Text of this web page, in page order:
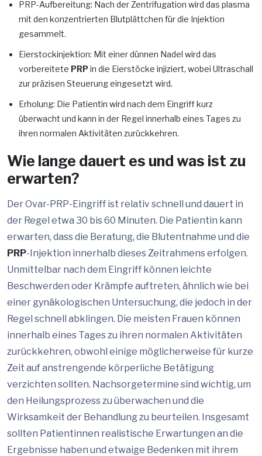
PRP-Aufbereitung: Nach der Zentrifugation wird das plasma
mit den konzentrierten Blutplättchen für die Injektion
gesammelt.
Eierstockinjektion: Mit einer dünnen Nadel wird das
vorbereitete PRPin die Eierstöcke injiziert, wobei Ultraschall
zur präzisen Steuerung eingesetzt wird.
Erholung: Die Patientin wird nach dem Eingriff kurz
überwacht und kann in der Regel innerhalb eines Tages zu
ihren normalen Aktivitäten zurückkehren.
Wie lange dauert es und was ist zu
erwarten?
Der Ovar-PRP-Eingriff ist relativ schnell und dauert in
der Regel etwa 30 bis 60 Minuten. Die Patientin kann
erwarten, dass die Beratung, die Blutentnahme und die
PRP-Injektion innerhalb dieses Zeitrahmens erfolgen.
Unmittelbar nach dem Eingriff können leichte
Beschwerden oder Krämpfe auftreten, ähnlich wie bei
einer gynäkologischen Untersuchung, die jedoch in der
Regel schnell abklingen. Die meisten Frauen können
innerhalb eines Tages zu ihren normalen Aktivitäten
zurückkehren, obwohl einige möglicherweise für kurze
Zeit auf anstrengende körperliche Betätigung
verzichten sollten. Nachsorgetermine sind wichtig, um
den Heilungsprozess zu überwachen und die
Wirksamkeit der Behandlung zu beurteilen. Insgesamt
sollten Patientinnen realistische Erwartungen an die
Ergebnisse haben und etwaige Bedenken mit ihrem